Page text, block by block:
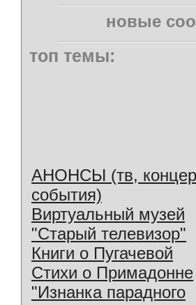
новые
топ темы:
АНОНСЫ (тв,
события)
Виртуальный музей
"Старый телевизор"
Книги о Пугачевой
Стихи о Примадонне
"Изнанка парадного